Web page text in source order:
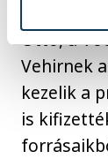
tovább
Ottó, a
Vehirnek
kezelik a
is